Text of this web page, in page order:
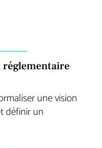
une vision
définir un